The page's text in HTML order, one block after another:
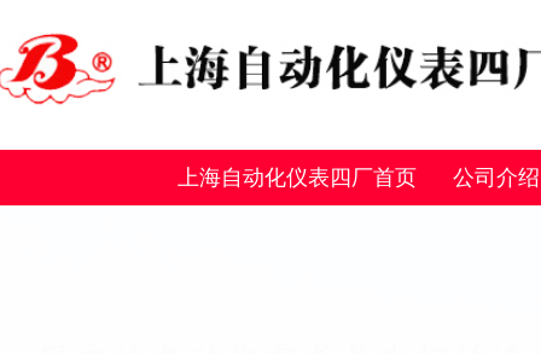
上海自动化仪表四厂首页 公司介绍